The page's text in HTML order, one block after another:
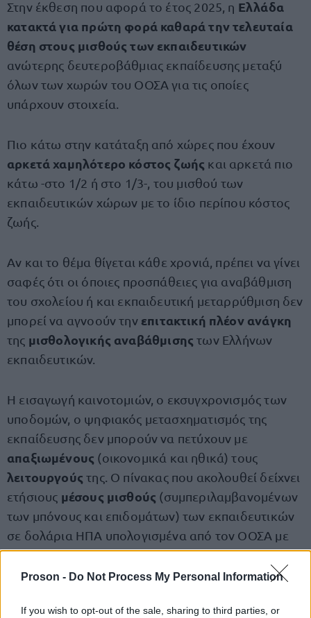
Proson - Do Not Process My Personal Information
If you wish to opt-out of the sale, sharing to third parties, or
Στην έκθεση που αφορά το έτος 2025, η Ελλάδα
κατακτά για πρώτη φορά καθαρά την τελευταία
θέση στους μισθούς των εκπαιδευτικών
ανώτερης δευτεροβάθμιας εκπαίδευσης μεταξύ
όλων των χωρών του ΟΟΣΑ για τις οποίες
υπάρχουν στοιχεία.
Πιο κάτω στην κατάταξη από χώρες που έχουν
αρκετά χαμηλότερο κόστος ζωής και αρκετά πιο
κάτω -στο 1/2 ή στο 1/3-, του μισθού των
εκπαιδευτικών χώρων με το ίδιο περίπου κόστος
ζωής.
Αν και το θέμα θίγεται κάθε χρονιά, πρέπει να γίνει
σαφές ότι οι όποιες προσπάθειες για αναβάθμιση
του σχολείου ή και εκπαιδευτική μεταρρύθμιση δεν
μπορεί να αγνοούν την επιτακτική πλέον ανάγκη
της μισθολογικής αναβάθμισης των Ελλήνων
εκπαιδευτικών.
Η εισαγωγή καινοτομιών, ο εκσυγχρονισμός των
υποδομών, ο ψηφιακός μετασχηματισμός της
εκπαίδευσης δεν μπορούν να πετύχουν με
απαξιωμένους (οικονομικά και ηθικά) τους
λειτουργούςτης. Ο πίνακας που ακολουθεί δείχνει
ετήσιους μέσους μισθούς (συμπεριλαμβανομένων
των μπόνους και επιδομάτων) των εκπαιδευτικών
σε δολάρια ΗΠΑ υπολογισμένα από τον ΟΟΣΑ με
βάση την αγοραστική δύναμη (PPP).